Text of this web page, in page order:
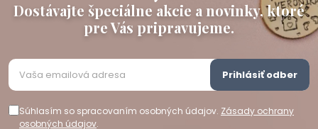
Dostávajte špeciálne akcie a novinky, ktoré
pre Vás pripravujeme.
Súhlasím so spracovaním osobných údajov. Zásady ochrany
osobných údajov.
Prihlásiť odber